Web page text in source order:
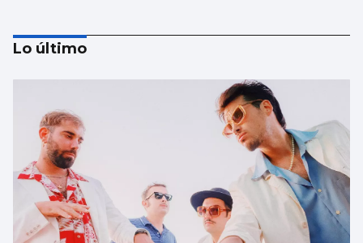
Los españoles enviaron más paquetes que
cartas en 2025
Lo último